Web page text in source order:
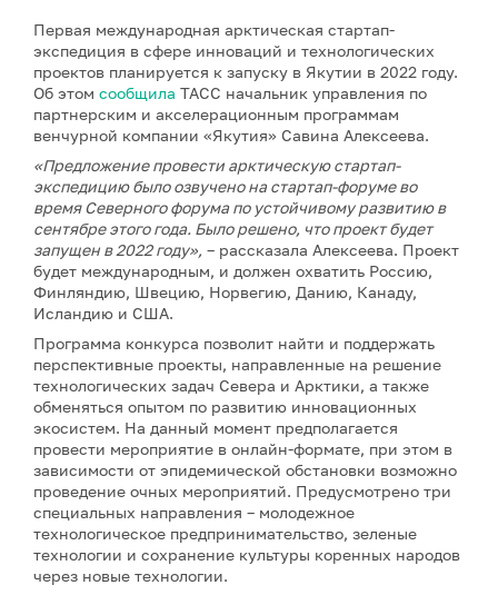
Первая международная арктическая стартап-
экспедиция в сфере инноваций и технологических
проектов планируется к запуску в Якутии в 2022 году.
Об этом сообщила ТАСС начальник управления по
партнерским и акселерационным программам
венчурной компании «Якутия» Савина Алексеева.
«Предложение провести арктическую стартап-
экспедицию было озвучено на стартап-форуме во
время Северного форума по устойчивому развитию в
сентябре этого года. Было решено, что проект будет
запущен в 2022 году», – рассказала Алексеева. Проект
будет международным, и должен охватить Россию,
Финляндию, Швецию, Норвегию, Данию, Канаду,
Исландию и США.
Программа конкурса позволит найти и поддержать
перспективные проекты, направленные на решение
технологических задач Севера и Арктики, а также
обменяться опытом по развитию инновационных
экосистем. На данный момент предполагается
провести мероприятие в онлайн-формате, при этом в
зависимости от эпидемической обстановки возможно
проведение очных мероприятий. Предусмотрено три
специальных направления – молодежное
технологическое предпринимательство, зеленые
технологии и сохранение культуры коренных народов
через новые технологии.